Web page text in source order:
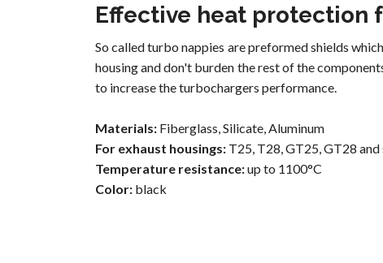
Effective heat protection
So called turbo nappies are preformed shields
housing and don't burden the rest of the
to increase the turbochargers performance.
Materials: Fiberglass, Silicate, Aluminum
For exhaust housings: T25, T28, GT25, GT28
Temperature resistance:up to 1100°C
Color: black